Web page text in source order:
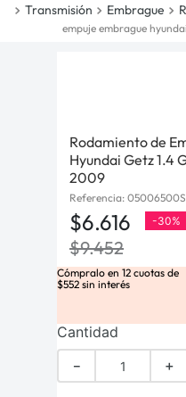
Transmisión Embrague
empuje embrague
Rodamiento de
Hyundai Getz 1.4
2009
Referencia:
$6.616 -30%
$9.452
Cómpralo en 12 cuotas de
$552 sin interés
Cantidad
＋
－